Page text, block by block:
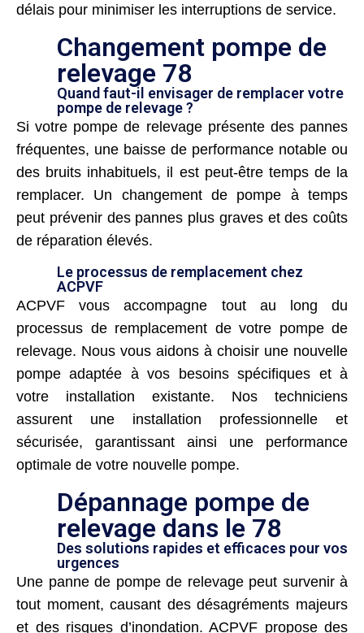
délais pour minimiser les interruptions de service.
Changement pompe de
relevage 78
Quand faut-il envisager de remplacer votre
pompe de relevage ?
Si votre pompe de relevage présente des pannes
fréquentes, une baisse de performance notable ou
des bruits inhabituels, il est peut-être temps de la
remplacer. Un changement de pompe à temps
peut prévenir des pannes plus graves et des coûts
de réparation élevés.
Le processus de remplacement chez
ACPVF
ACPVF vous accompagne tout au long du
processus de remplacement de votre pompe de
relevage. Nous vous aidons à choisir une nouvelle
pompe adaptée à vos besoins spécifiques et à
votre installation existante. Nos techniciens
assurent une installation professionnelle et
sécurisée, garantissant ainsi une performance
optimale de votre nouvelle pompe.
Dépannage pompe de
relevage dans le 78
Des solutions rapides et efficaces pour vos
urgences
Une panne de pompe de relevage peut survenir à
tout moment, causant des désagréments majeurs
et des risques d’inondation. ACPVF propose des